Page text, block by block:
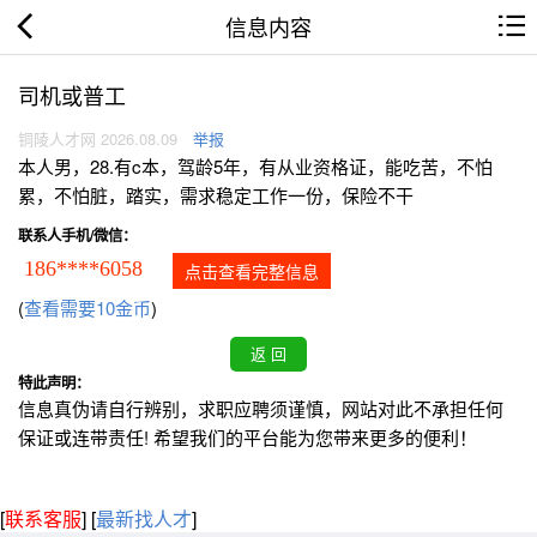
信息内容
司机或普工
铜陵人才网 2026.08.09 举报
本人男，28.有c本，驾龄5年，有从业资格证，能吃苦，不怕
累，不怕脏，踏实，需求稳定工作一份，保险不干
联系人手机/微信：
186****6058 点击查看完整信息
(查看需要10金币)
特此声明：
信息真伪请自行辨别，求职应聘须谨慎，网站对此不承担任何
保证或连带责任! 希望我们的平台能为您带来更多的便利！
[联系客服] [最新找人才]